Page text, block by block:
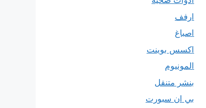
ارفف
اصباغ
اكسس بوينت
المونيوم
بنشر متنقل
بي ان سبورت